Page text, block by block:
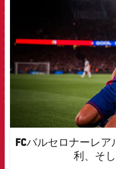
FCバルセロナーレ
利、そ